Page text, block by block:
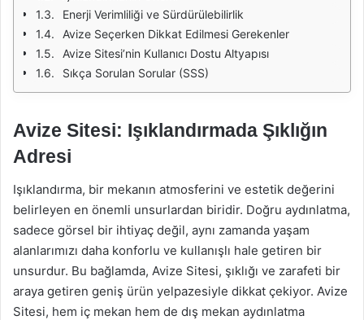
Enerji Verimliliği ve Sürdürülebilirlik
Avize Seçerken Dikkat Edilmesi Gerekenler
Avize Sitesi’nin Kullanıcı Dostu Altyapısı
Sıkça Sorulan Sorular (SSS)
Avize Sitesi: Işıklandırmada Şıklığın
Adresi
Işıklandırma, bir mekanın atmosferini ve estetik değerini
belirleyen en önemli unsurlardan biridir. Doğru aydınlatma,
sadece görsel bir ihtiyaç değil, aynı zamanda yaşam
alanlarımızı daha konforlu ve kullanışlı hale getiren bir
unsurdur. Bu bağlamda, Avize Sitesi, şıklığı ve zarafeti bir
araya getiren geniş ürün yelpazesiyle dikkat çekiyor. Avize
Sitesi, hem iç mekan hem de dış mekan aydınlatma